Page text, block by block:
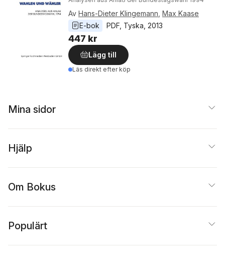
Av Hans-Dieter Klingemann Max Kaase
E-bok
PDF Tyska 2013
447 kr
Lägg till
Läs direkt efter köp
Mina sidor
Hjälp
Om Bokus
Populärt